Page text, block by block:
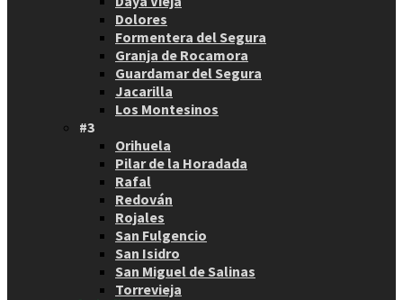
Dolores
Formentera del Segura
Granja de Rocamora
Guardamar del Segura
Jacarilla
Los Montesinos
#3
Orihuela
Pilar de la Horadada
Rafal
Redován
Rojales
San Fulgencio
San Isidro
San Miguel de Salinas
Torrevieja